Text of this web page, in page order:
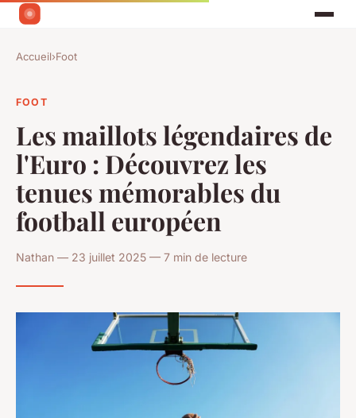
Accueil›Foot
FOOT
Les maillots légendaires de
l'Euro : Découvrez les
tenues mémorables du
football européen
Nathan — 23 juillet 2025 — 7 min de lecture